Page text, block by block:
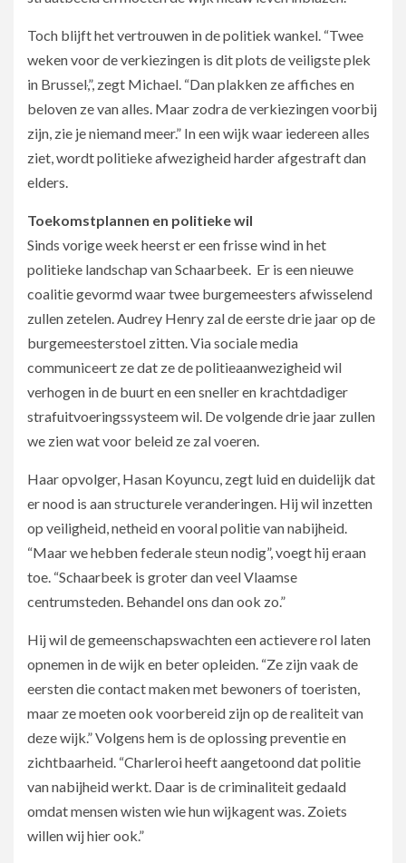
Toch blijft het vertrouwen in de politiek wankel. “Twee
weken voor de verkiezingen is dit plots de veiligste plek
in Brussel,”, zegt Michael. “Dan plakken ze affiches en
beloven ze van alles. Maar zodra de verkiezingen voorbij
zijn, zie je niemand meer.” In een wijk waar iedereen alles
ziet, wordt politieke afwezigheid harder afgestraft dan
elders.
Toekomstplannen en politieke wil
Sinds vorige week heerst er een frisse wind in het
politieke landschap van Schaarbeek. Er is een nieuwe
coalitie gevormd waar twee burgemeesters afwisselend
zullen zetelen. Audrey Henry zal de eerste drie jaar op de
burgemeesterstoel zitten. Via sociale media
communiceert ze dat ze de politieaanwezigheid wil
verhogen in de buurt en een sneller en krachtdadiger
strafuitvoeringssysteem wil. De volgende drie jaar zullen
we zien wat voor beleid ze zal voeren.
Haar opvolger, Hasan Koyuncu, zegt luid en duidelijk dat
er nood is aan structurele veranderingen. Hij wil inzetten
op veiligheid, netheid en vooral politie van nabijheid.
“Maar we hebben federale steun nodig”, voegt hij eraan
toe. “Schaarbeek is groter dan veel Vlaamse
centrumsteden. Behandel ons dan ook zo.”
Hij wil de gemeenschapswachten een actievere rol laten
opnemen in de wijk en beter opleiden. “Ze zijn vaak de
eersten die contact maken met bewoners of toeristen,
maar ze moeten ook voorbereid zijn op de realiteit van
deze wijk.” Volgens hem is de oplossing preventie en
zichtbaarheid. “Charleroi heeft aangetoond dat politie
van nabijheid werkt. Daar is de criminaliteit gedaald
omdat mensen wisten wie hun wijkagent was. Zoiets
willen wij hier ook.”